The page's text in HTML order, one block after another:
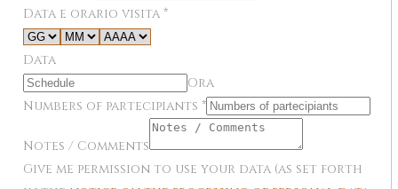
Data e orario visita *
Data
Ora
Numbers of partecipiants *
Notes / Comments
Give me permission to use your data (as set forth